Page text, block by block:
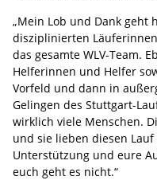
„Mein Lob und Dank geht
disziplinierten
das gesamte WLV-Team.
Helferinnen und Helfer
Vorfeld und dann in
Gelingen des Stuttgart-
wirklich viele Menschen.
und sie lieben diesen
Unterstützung und eure
euch geht es nicht.“